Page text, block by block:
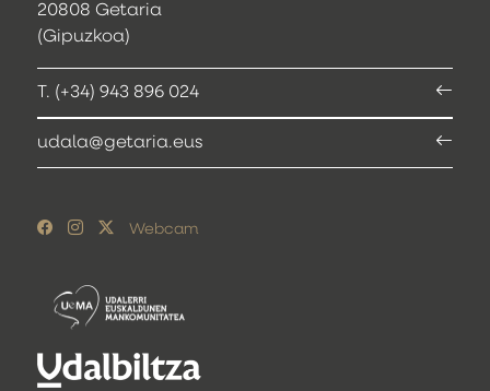
20808 Getaria
(Gipuzkoa)
T. (+34) 943 896 024
udala@getaria.eus
Webcam